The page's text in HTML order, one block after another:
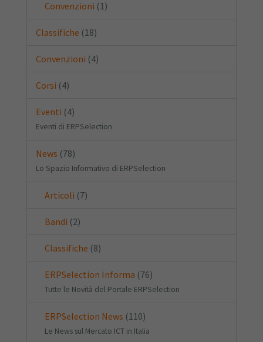
Convenzioni (1)
Classifiche (18)
Convenzioni (4)
Corsi (4)
Eventi (4)
Eventi di ERPSelection
News (78)
Lo Spazio Informativo di ERPSelection
Articoli (7)
Bandi (2)
Classifiche (8)
ERPSelection Informa (76)
Tutte le Novità del Portale ERPSelection
ERPSelection News (110)
Le News sul Mercato ICT in Italia